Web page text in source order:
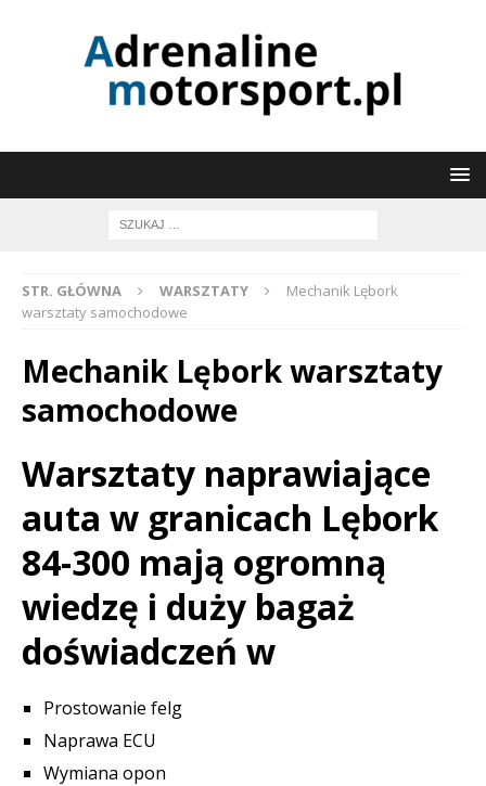
STR. GŁÓWNA WARSZTATY
Mechanik Lębork
warsztaty samochodowe
Mechanik Lębork warsztaty
samochodowe
Warsztaty naprawiające
auta w granicach Lębork
84-300 mają ogromną
wiedzę i duży bagaż
doświadczeń w
Prostowanie felg
Naprawa ECU
Wymiana opon